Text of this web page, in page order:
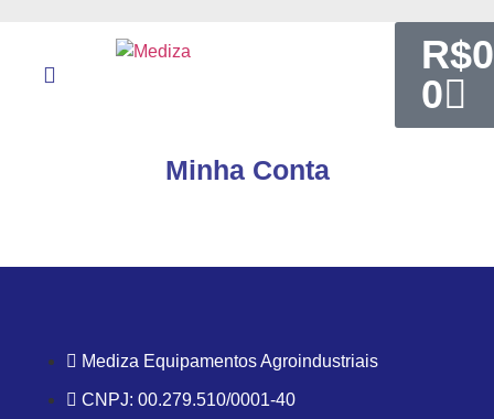
R$
0
Minha Conta
Mediza Equipamentos Agroindustriais
CNPJ: 00.279.510/0001-40